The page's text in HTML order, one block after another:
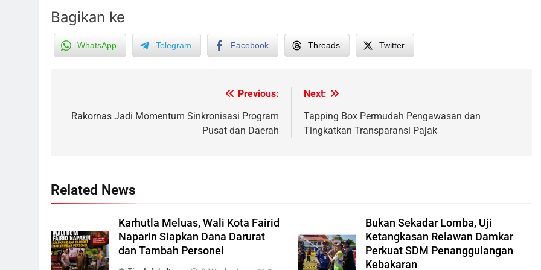
Bagikan ke
WhatsApp Telegram Facebook Threads Twitter
navigation
Previous:
Rakornas Jadi Momentum Sinkronisasi Program
Pusat dan Daerah
Next:
Tapping Box Permudah Pengawasan dan
Tingkatkan Transparansi Pajak
Related News
Karhutla Meluas, Wali Kota Fairid
Naparin Siapkan Dana Darurat
dan Tambah Personel
Bukan Sekadar Lomba, Uji
Ketangkasan Relawan Damkar
Perkuat SDM Penanggulangan
Kebakaran
Ketua dan Empat Komisioner
Tersangka Dugaan Korupsi
HUKUM DAN KRIMINAL
Presiden Prabowo Minta Bahlil
Segera Tuntaskan Pemadaman
NUSANTARA